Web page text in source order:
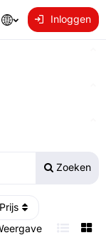
Inloggen
Zoeken
Prijs